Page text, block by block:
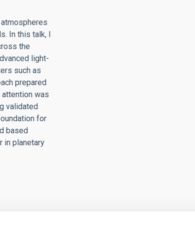
In this talk, I
the
light-
such as
prepared
was
validated
for
based
in planetary